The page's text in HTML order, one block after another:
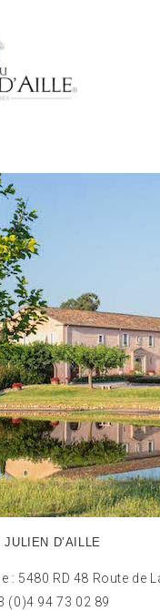
D’AILLE
: 5480 RD 48 Route de
(0)4 94 73 02 89